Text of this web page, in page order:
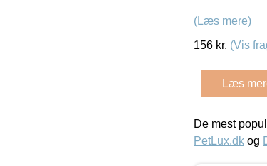
(Læs mere)
156 kr. (Vis
Læs
De mest
PetLux.dk og